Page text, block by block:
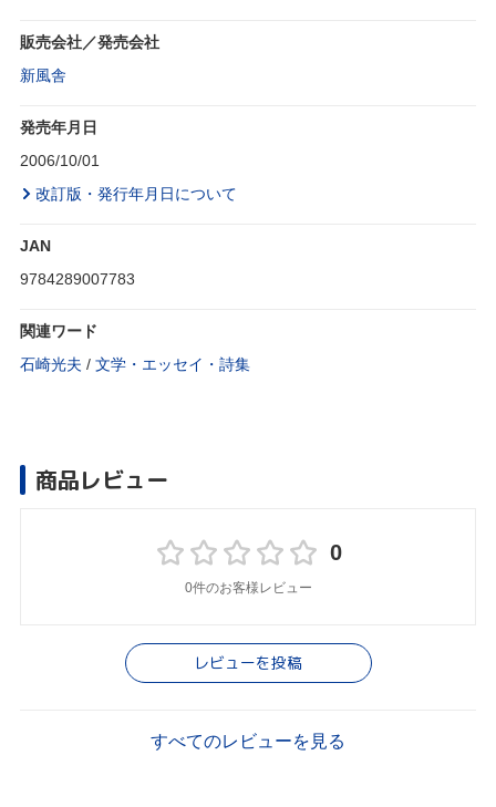
販売会社／発売会社
新風舎
発売年月日
2006/10/01
改訂版・発行年月日について
JAN
9784289007783
関連ワード
石崎光夫 / 文学・エッセイ・詩集
商品レビュー
0
0件のお客様レビュー
レビューを投稿
すべてのレビューを見る